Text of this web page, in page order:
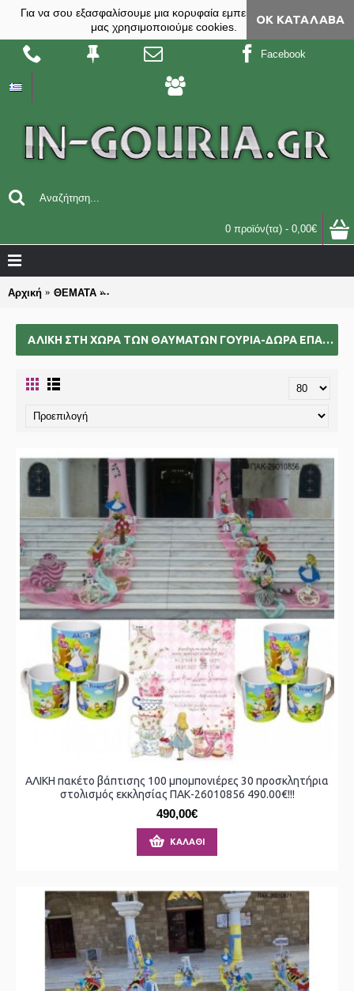
Για να σου εξασφαλίσουμε μια κορυφαία εμπειρία, στο site
μας χρησιμοποιούμε cookies.
ΟΚ ΚΑΤΆΛΑΒΑ
Facebook
0 προϊόν(τα) - 0,00€
Αρχική ΘΕΜΑΤΑ ΑΛΙΚΗ ΣΤΗ ΧΩΡΑ ΤΩΝ ΘΑΥΜΑΤΩΝ γούρια-δώρα
ΑΛΙΚΗ ΣΤΗ ΧΩΡΑ ΤΩΝ ΘΑΥΜΑΤΩΝ ΓΟΎΡΙΑ-ΔΏΡΑ ΕΠΑΓΓΕΛΜΑΤΙΚΆ ΟΜΑΔΙΚΆ ΕΠΙΧΕΙΡΗΜΑΤΙΚΆ ΓΙΑ BAZZAR ΣΧΟΛΕΊΑ ΣΥΛΛΌΓΟΥΣ 2025
ΑΛΙΚΗ πακέτο βάπτισης 100 μπομπονιέρες 30 προσκλητήρια
στολισμός εκκλησίας ΠΑΚ-26010856 490.00€!!!
490,00€
ΚΑΛΆΘΙ